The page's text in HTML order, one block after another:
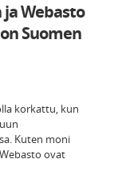
Webasto
Suomen
korkattu, kun
Kuten moni
ovat